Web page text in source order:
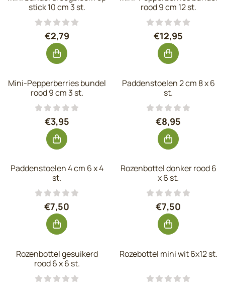
stick 10 cm 3 st.
Prijs: 2,79, exclusief btw: 2,31
€2,79
rood 9 cm 12 st.
Prijs: 12,95,
€12,95
Mini-Pepperberries bundel
rood 9 cm 3 st.
Prijs: 3,95, exclusief btw: 3,26
€3,95
Paddenstoelen 2 cm 8 x 6
st.
Prijs: 8,95,
€8,95
Paddenstoelen 4 cm 6 x 4
st.
Prijs: 7,50, exclusief btw: 6,20
€7,50
Rozenbottel donker rood 6
x 6 st.
Prijs: 7,50,
€7,50
Rozenbottel gesuikerd
rood 6 x 6 st.
Rozebottel mini wit 6x12 st.